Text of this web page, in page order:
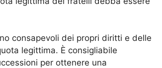
consapevoli dei propri diritti e delle
legittima. È consigliabile
per ottenere una